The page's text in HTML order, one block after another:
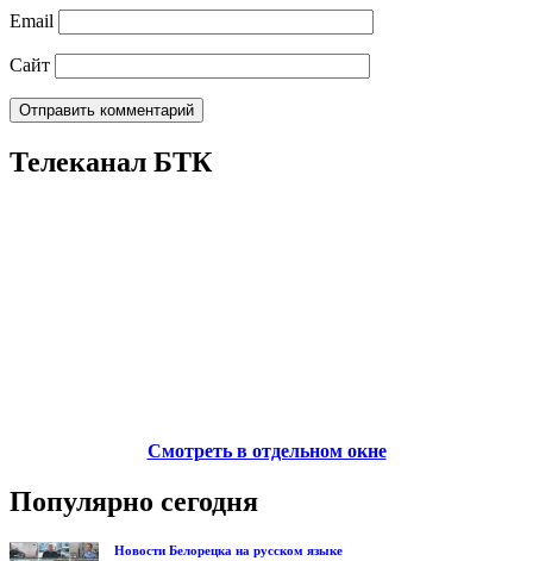
Email
Сайт
Телеканал БТК
Смотреть в отдельном окне
Популярно сегодня
Новости Белорецка на русском языке